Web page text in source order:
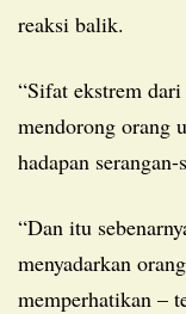
reaksi balik.
“Sifat ekstrem dari serangan-serangan ini juga telah
mendorong orang
hadapan
“Dan itu sebenarnya, dalam banyak kasus, telah
menyadarkan
memperhatikan –